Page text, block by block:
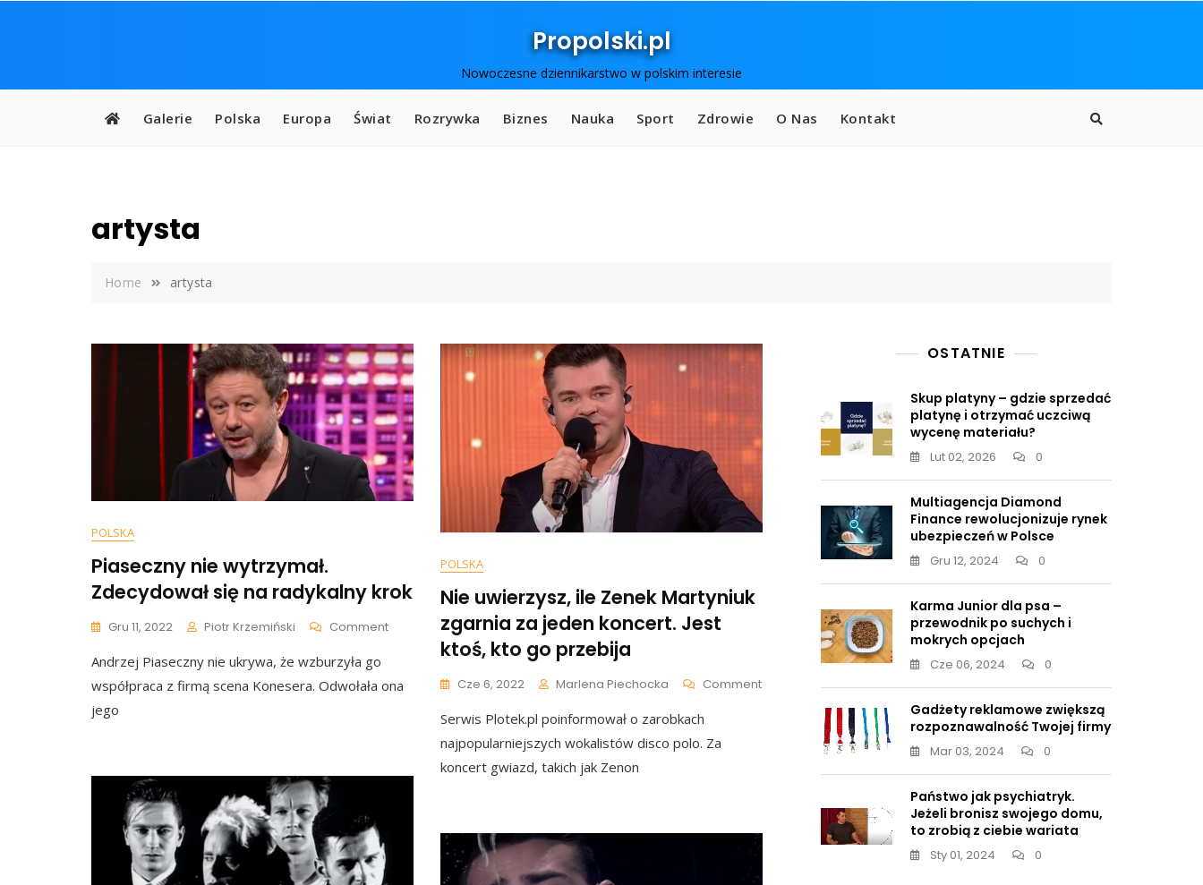
Propolski.pl
Nowoczesne dziennikarstwo w polskim interesie
Galerie Polska Europa Świat Rozrywka Biznes Nauka Sport Zdrowie O Nas Kontakt
artysta
Home artysta
POLSKA
Piaseczny nie wytrzymał.
Zdecydował się na radykalny krok
Gru 11, 2022 Piotr Krzemiński CommentOn
Piaseczny
Wytrzymał.
Radykalny
Andrzej Piaseczny nie ukrywa, że wzburzyła go
współpraca z firmą scena Konesera. Odwołała ona
jego
POLSKA
Nie uwierzysz, ile Zenek Martyniuk
zgarnia za jeden koncert. Jest
ktoś, kto go przebija
Cze 6, 2022 Marlena Piechocka CommentOn
Serwis Plotek.pl poinformował o zarobkach
najpopularniejszych wokalistów disco polo. Za
koncert gwiazd, takich jak Zenon
OSTATNIE
Skup platyny – gdzie sprzedać
platynę i otrzymać uczciwą
wycenę materiału?
Lut 02, 2026 0
Multiagencja Diamond
Finance rewolucjonizuje rynek
ubezpieczeń w Polsce
Gru 12, 2024 0
Karma Junior dla psa –
przewodnik po suchych i
mokrych opcjach
Cze 06, 2024 0
Gadżety reklamowe zwiększą
rozpoznawalność Twojej firmy
Mar 03, 2024 0
Państwo jak psychiatryk.
Jeżeli bronisz swojego domu,
to zrobią z ciebie wariata
Sty 01, 2024 0